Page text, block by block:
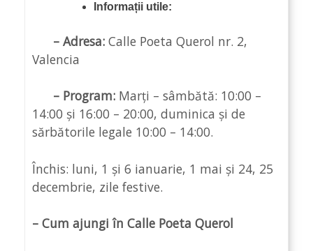
Informații utile:
– Adresa: Calle Poeta Querol nr. 2,
Valencia
– Program: Marți – sâmbătă: 10:00 –
14:00 și 16:00 – 20:00, duminica și de
sărbătorile legale 10:00 – 14:00.
Închis: luni, 1 și 6 ianuarie, 1 mai și 24, 25
decembrie, zile festive.
– Cum ajungi în Calle Poeta Querol